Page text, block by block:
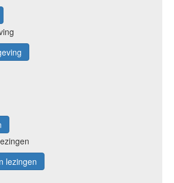
lezingen